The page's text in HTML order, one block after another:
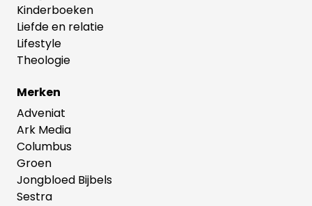
Kinderboeken
Liefde en relatie
Lifestyle
Theologie
Merken
Adveniat
Ark Media
Columbus
Groen
Jongbloed Bijbels
Sestra